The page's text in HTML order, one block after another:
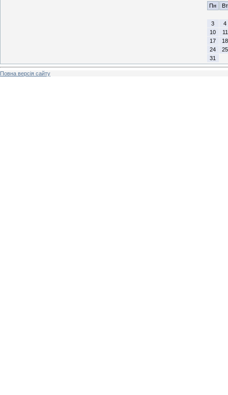
Пн
Вт
3
4
10
11
17
18
24
25
31
Повна версія сайту